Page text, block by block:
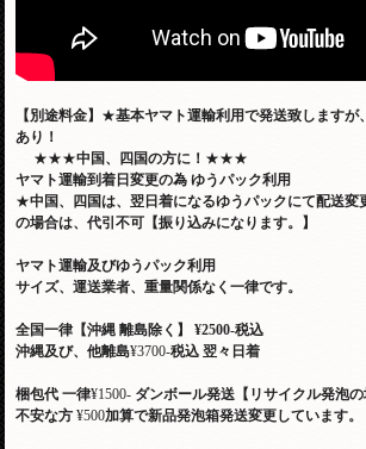
【別途料金】 ★基本ヤマト運輸利用で発送致しますが
あり！
★★★中国、四国の方に！ ★★★
ヤマト運輸到着日変更の為 ゆうパック利用
★中国、四国は、翌日着になるゆうパックにて配送変
の場合は、代引不可【振り込みになります。】
ヤマト運輸及びゆうパック利用
サイズ、運送業者、重量関係なく一律です。
全国一律【沖縄 離島除く】
¥2500-税込
沖縄及び、他離島¥3700-税込 翌々日着
梱包代 一律¥1500- ダンボール発送【リサイクル発泡の
不安な方 ¥500加算で新品発泡箱発送変更しています。